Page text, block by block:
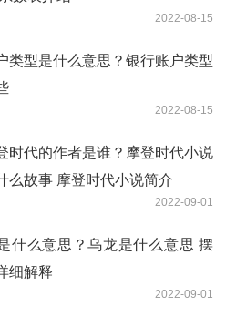
2022-08-15
类型是什么意思？银行账户类型
2022-08-15
时代的作者是谁？摩登时代小说
么故事 摩登时代小说简介
2022-09-01
什么意思？乌龙是什么意思 摆
细解释
2022-09-01